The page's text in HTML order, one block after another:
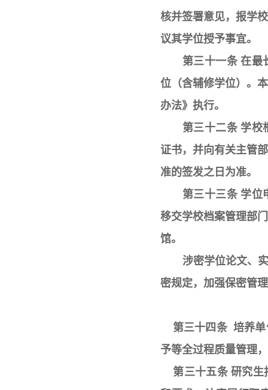
核并签署意见，报学
议其学位授予事宜。
第三十一条 在最
位（含辅修学位）。
办法》执行。
第三十二条 学校
证书，并向有关主管
准的签发之日为准。
第三十三条 学位
移交学校档案管理部
馆。
涉密学位论文、
密规定，加强保密管
第三十四条 培养单
予等全过程质量管理
第三十五条 研究生